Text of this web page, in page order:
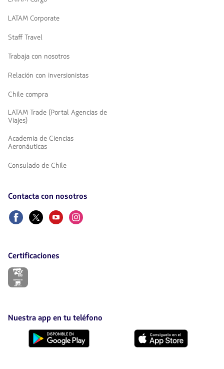
LATAM Corporate
Staff Travel
Trabaja con nosotros
Relación con inversionistas
Chile compra
LATAM Trade (Portal Agencias de
Viajes)
Academia de Ciencias
Aeronáuticas
Consulado de Chile
Contacta con nosotros
FacebookTwitterYoutubeInstagram
Certificaciones
El
nueva
pestaña.
Nuestra app en tu teléfono
Descárgala
Descárgala